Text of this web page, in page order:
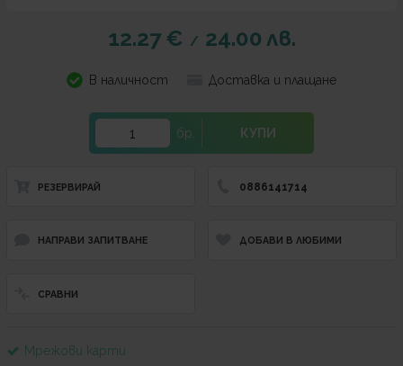
12.27€ / 24.00 лв.
В наличност Доставка и плащане
бр. КУПИ
РЕЗЕРВИРАЙ 0886141714
НАПРАВИ ЗАПИТВАНЕ ДОБАВИ В ЛЮБИМИ
СРАВНИ
Мрежови карти